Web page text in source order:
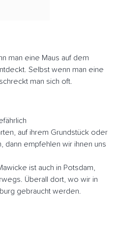
man eine Maus auf dem
Selbst wenn man eine
man sich oft.
auf ihrem Grundstück oder
dann empfehlen wir ihnen uns
ist auch in Potsdam,
Überall dort, wo wir in
gebraucht werden.